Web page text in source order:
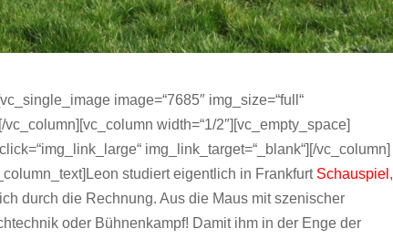
image=“7685″ img_size=“full“
width=“1/2″][vc_empty_space]
img_link_target=“_blank“][/vc_column]
studiert eigentlich in Frankfurt Schauspiel ,
durch die Rechnung. Aus die Maus mit szenischer
oder Bühnenkampf! Damit ihm in der Enge der